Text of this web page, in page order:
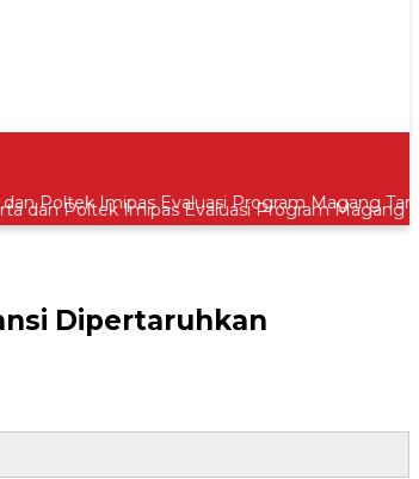
Poltek Imipas Evaluasi Program Magang
Dipertaruhkan